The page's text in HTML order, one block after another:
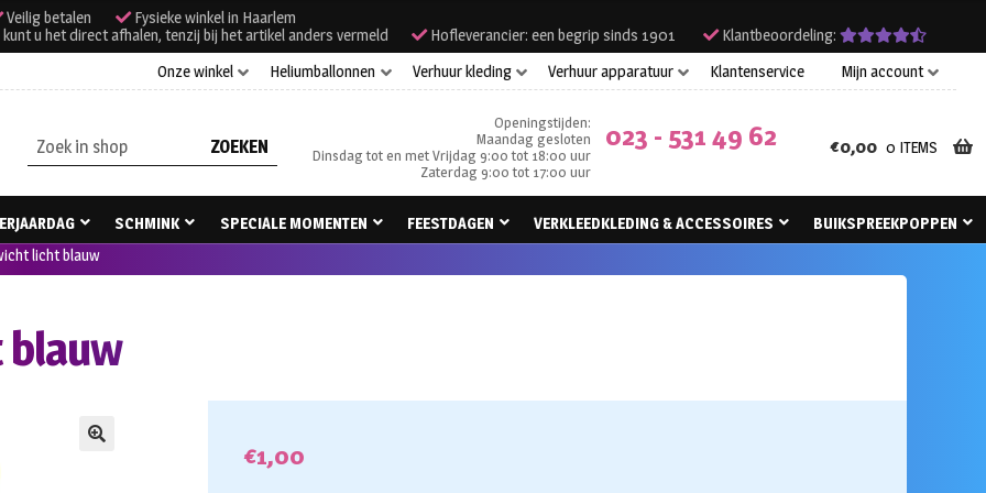
Veilig betalen
Fysieke winkel in Haarlem
u het direct afhalen, tenzij bij het artikel anders vermeld
Hofleverancier: een begrip sinds 1901
Klantbeoordeling:
Onze winkel
Heliumballonnen Verhuur kleding Verhuur apparatuur Klantenservice Mijn account
Zoeken
naar:
Openingstijden:
Maandag gesloten
Dinsdag tot en met Vrijdag 9:00 tot 18:00 uur
Zaterdag 9:00 tot 17:00 uur
023 - 531 49 62 €0,00 0 ITEMS
SCHMINK SPECIALE MOMENTEN FEESTDAGEN VERKLEEDKLEDING & ACCESSOIRES
BUIKSPREEKPOPPEN
licht blauw
€1,00